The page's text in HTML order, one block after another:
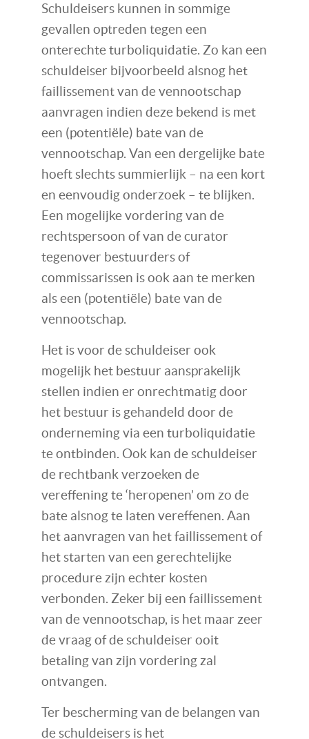
Schuldeisers kunnen in sommige
gevallen optreden tegen een
onterechte turboliquidatie. Zo kan een
schuldeiser bijvoorbeeld alsnog het
faillissement van de vennootschap
aanvragen indien deze bekend is met
een (potentiële) bate van de
vennootschap. Van een dergelijke bate
hoeft slechts summierlijk – na een kort
en eenvoudig onderzoek – te blijken.
Een mogelijke vordering van de
rechtspersoon of van de curator
tegenover bestuurders of
commissarissen is ook aan te merken
als een (potentiële) bate van de
vennootschap.
Het is voor de schuldeiser ook
mogelijk het bestuur aansprakelijk
stellen indien er onrechtmatig door
het bestuur is gehandeld door de
onderneming via een turboliquidatie
te ontbinden. Ook kan de schuldeiser
de rechtbank verzoeken de
vereffening te ‘heropenen’ om zo de
bate alsnog te laten vereffenen. Aan
het aanvragen van het faillissement of
het starten van een gerechtelijke
procedure zijn echter kosten
verbonden. Zeker bij een faillissement
van de vennootschap, is het maar zeer
de vraag of de schuldeiser ooit
betaling van zijn vordering zal
ontvangen.
Ter bescherming van de belangen van
de schuldeisers is het